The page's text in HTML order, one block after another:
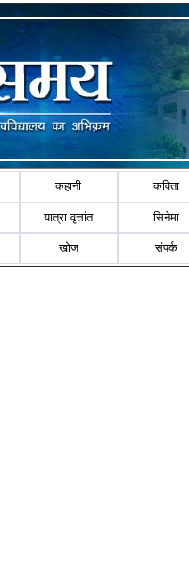
कहानी कविता
यात्रा वृत्तांत सिनेमा
खोज संपर्क